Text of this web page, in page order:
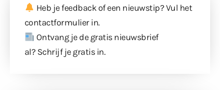
Heb je feedback of een nieuwstip? Vul het
contactformulierin.
Ontvang je de gratis nieuwsbrief
al? Schrijf je gratis in.